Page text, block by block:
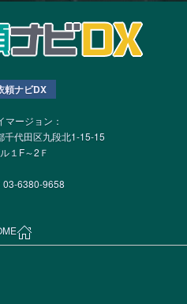
頼ナビDX
マージョン：
代田区九段北1-15-15
１F～2Ｆ
03-6380-9658